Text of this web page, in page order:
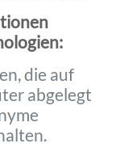
die auf
abgelegt